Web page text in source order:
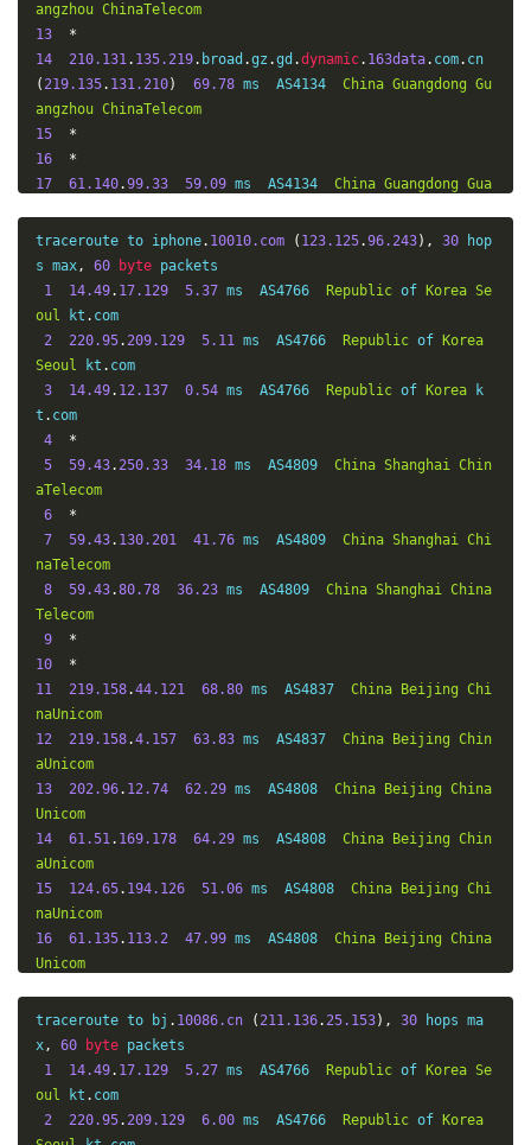
angzhou ChinaTelecom
13
*
14
210.131. 135.219. broad .gz .gd .dynamic. 163data. com.
(219.135. 131.210) 69.78 ms  AS4134 China Guangdong Gu
angzhou ChinaTelecom
15
*
16
*
17
61.140.99.33 59.09 ms  AS4134 China Guangdong Gua
traceroute to iphone. 10010.com ( 123.125.96.243), 30 hop
s max, 60 byte packets
1
14.49. 17.129 5.37 ms  AS4766 Republic of Korea Se
oul kt . com
2
220.95.209.129 5.11 ms  AS4766 Republic of
Korea
Seoul kt . com
3
14.49. 12.137 0.54 ms  AS4766 Republic of Korea k
t . com
4
*
5
59.43.250.33 34.18 ms  AS4809 China Shanghai Chin
aTelecom
6
*
7
59.43. 130.201 41.76 ms  AS4809 China Shanghai Chi
naTelecom
8
59.43.80.78 36.23 ms  AS4809 China Shanghai China
Telecom
9
*
10
*
11
219.158.44.121 68.80 ms  AS4837 China Beijing Chi
naUnicom
12
219.158.4.157 63.83 ms  AS4837 China Beijing Chin
aUnicom
13
202.96. 12.74 62.29 ms  AS4808 China Beijing China
Unicom
14
61.51. 169.178 64.29 ms  AS4808 China Beijing Chin
aUnicom
15
124.65. 194.126 51.06 ms  AS4808 China Beijing Chi
naUnicom
16
61.135. 113.2 47.99 ms  AS4808 China Beijing China
Unicom
naUnicom
18
*
19
123.125. 96.243 46.83 ms  AS4808 China Beijing
Chi
naUnicom
traceroute to bj . 10086.cn (211.136.25.153), 30 hops ma
x, 60 byte packets
1
14.49. 17.129 5.27 ms  AS4766 Republic of Korea Se
oul kt . com
2
220.95.209.129 6.00 ms  AS4766 Republic of
Korea